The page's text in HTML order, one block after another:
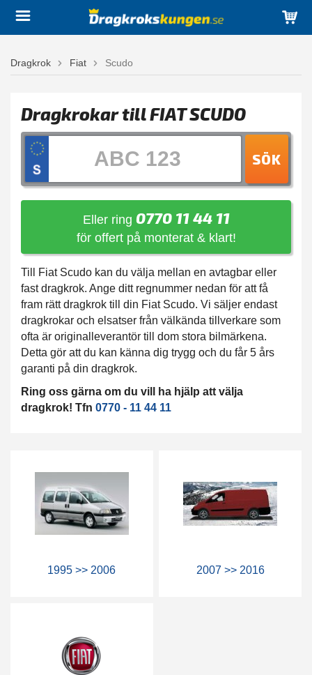
Dragkrok Fiat Scudo
Dragkrokar till FIAT SCUDO
SÖK
Eller ring 0770 11 44 11
för offert på monterat & klart!
Till Fiat Scudo kan du välja mellan en avtagbar eller
fast dragkrok. Ange ditt regnummer nedan för att få
fram rätt dragkrok till din Fiat Scudo. Vi säljer endast
dragkrokar och elsatser från välkända tillverkare som
ofta är originalleverantör till dom stora bilmärkena.
Detta gör att du kan känna dig trygg och du får 5 års
garanti på din dragkrok.
Ring oss gärna om du vill ha hjälp att välja
dragkrok! Tfn 0770 - 11 44 11
1995 >> 2006 2007 >> 2016